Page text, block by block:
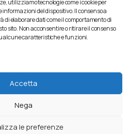
utilizziamo tecnologie come i cookie per
del dispositivo. Il consenso a
di elaborare dati come il comportamento di
sito. Non acconsentire o ritirare il consenso
alcune caratteristiche e funzioni.
Accetta
Nega
le preferenze